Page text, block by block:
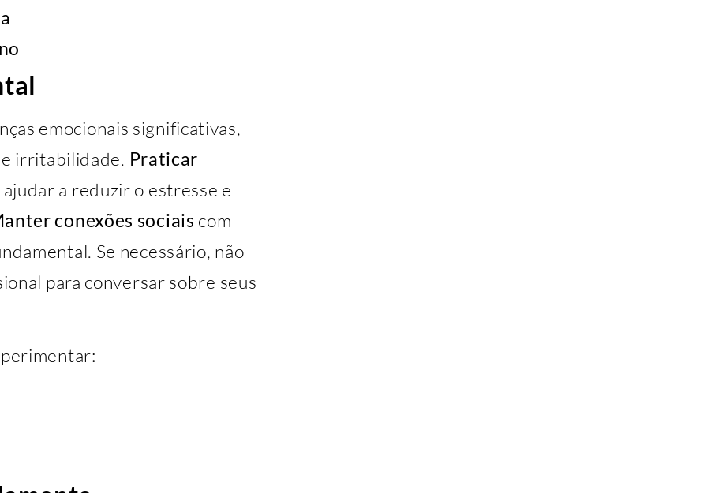
emocionais significativas,
irritabilidade. Praticar
a reduzir o estresse e
conexões sociais com
Se necessário, não
para conversar sobre seus